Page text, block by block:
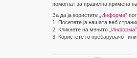
помогнат за правилна примена
За да ја користите „ Информа”
1. Посетете ја нашата веб
2. Кликнете на менито „ Информа
3. Користете го пребарувачот